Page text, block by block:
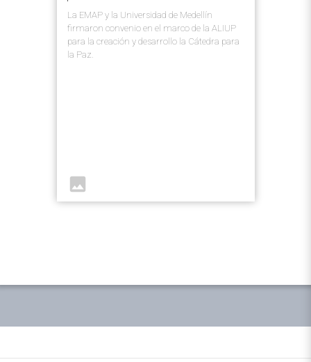
La EMAP y la Universidad de Medellín
firmaron convenio en el marco de la ALIUP
para la creación y desarrollo la Cátedra para
la Paz.
image